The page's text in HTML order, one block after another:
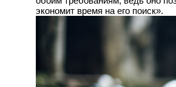
экономит время на его поиск».